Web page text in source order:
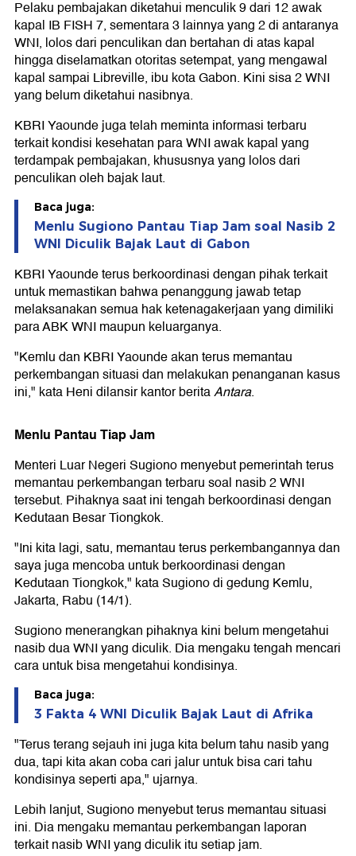
Pelaku pembajakan diketahui menculik 9 dari 12 awak
kapal IB FISH 7, sementara 3 lainnya yang 2 di antaranya
WNI, lolos dari penculikan dan bertahan di atas kapal
hingga diselamatkan otoritas setempat, yang mengawal
kapal sampai Libreville, ibu kota Gabon. Kini sisa 2 WNI
yang belum diketahui nasibnya.
KBRI Yaounde juga telah meminta informasi terbaru
terkait kondisi kesehatan para WNI awak kapal yang
terdampak pembajakan, khususnya yang lolos dari
penculikan oleh bajak laut.
Baca juga:
Menlu Sugiono Pantau Tiap Jam soal Nasib 2
WNI Diculik Bajak Laut di Gabon
KBRI Yaounde terus berkoordinasi dengan pihak terkait
untuk memastikan bahwa penanggung jawab tetap
melaksanakan semua hak ketenagakerjaan yang dimiliki
para ABK WNI maupun keluarganya.
"Kemlu dan KBRI Yaounde akan terus memantau
perkembangan situasi dan melakukan penanganan kasus
ini," kata Heni dilansir kantor beritaAntara.
Menlu Pantau Tiap Jam
Menteri Luar Negeri Sugiono menyebut pemerintah terus
memantau perkembangan terbaru soal nasib 2 WNI
tersebut. Pihaknya saat ini tengah berkoordinasi dengan
Kedutaan Besar Tiongkok.
"Ini kita lagi, satu, memantau terus perkembangannya dan
saya juga mencoba untuk berkoordinasi dengan
Kedutaan Tiongkok," kata Sugiono di gedung Kemlu,
Jakarta, Rabu (14/1).
Sugiono menerangkan pihaknya kini belum mengetahui
nasib dua WNI yang diculik. Dia mengaku tengah mencari
cara untuk bisa mengetahui kondisinya.
Baca juga:
3 Fakta 4 WNI Diculik Bajak Laut di Afrika
"Terus terang sejauh ini juga kita belum tahu nasib yang
dua, tapi kita akan coba cari jalur untuk bisa cari tahu
kondisinya seperti apa," ujarnya.
Lebih lanjut, Sugiono menyebut terus memantau situasi
ini. Dia mengaku memantau perkembangan laporan
terkait nasib WNI yang diculik itu setiap jam.